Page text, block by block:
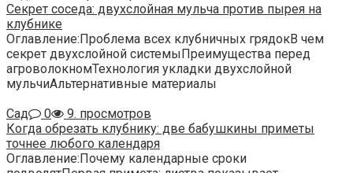
Секрет соседа: двухслойная мульча против пырея на
клубнике
Оглавление:Проблема всех клубничных грядокВ чем
секрет двухслойной системыПреимущества перед
агроволокномТехнология укладки двухслойной
мульчиАльтернативные материалы
Сад
0
9. просмотров
Когда обрезать клубнику: две бабушкины приметы
точнее любого календаря
Оглавление:Почему календарные сроки